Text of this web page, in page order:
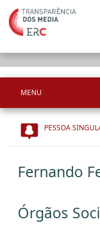
MENU
PESSOA
Fernando
Órgãos